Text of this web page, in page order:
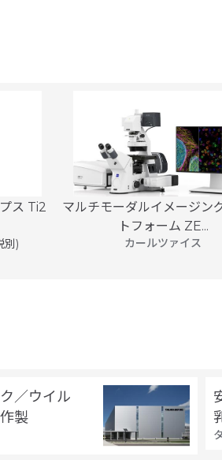
ス Ti2
別)
マルチモーダルイメージン
トフォーム ZE...
カールツァイス
／ウイル
製